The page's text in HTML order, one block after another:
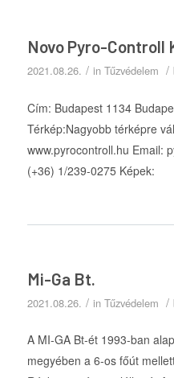
Novo Pyro-Controll
2021.08.26. / in Tűzvédelem /
Cím: Budapest 1134
Térkép:Nagyobb térképre
www.pyrocontroll.hu Email:
(+36) 1/239-0275 Képek:
Mi-Ga Bt.
2021.08.26. / in Tűzvédelem /
A MI-GA Bt-ét 1993-ban
megyében a 6-os főút